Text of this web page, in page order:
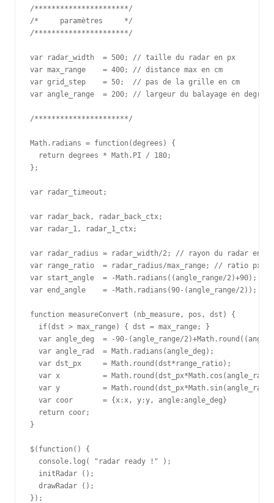
/**********************/
/*     paramètres     */
/**********************/
var radar_width  = 500; // taille du radar en px
var max_range    = 400; // distance max en cm
var grid_step    = 50;  // pas de la grille en cm
var angle_range  = 200; // largeur du balayage en degré
/**********************/
Math.radians = function(degrees) {
return degrees * Math.PI / 180;
};
var radar_timeout;
var radar_back, radar_back_ctx;
var radar_1, radar_1_ctx;
var radar_radius = radar_width/2; // rayon du radar en px
var range_ratio  = radar_radius/max_range; // ratio px/cm
var start_angle  = -Math.radians((angle_range/2)+90);
var end_angle    = -Math.radians(90-(angle_range/2));
function measureConvert (nb_measure, pos, dst) {
if(dst > max_range) { dst = max_range; }
var angle_deg  = -90-(angle_range/
var angle_rad  = Math.radians(angle_deg);
var dst_px     = Math.round(dst*range_ratio);
var x          =
var y          =
var coor       = {x:x, y:y, angle:angle_deg}
return coor;
}
$(function() {
console.log( "radar ready !" );
initRadar ();
drawRadar ();
});